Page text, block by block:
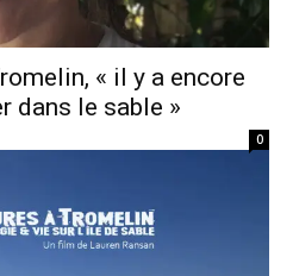
« il y a encore
dans le sable »
0